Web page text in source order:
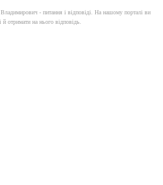
- питання і відповіді. На нашому порталі ви
й отримати на нього відповідь.